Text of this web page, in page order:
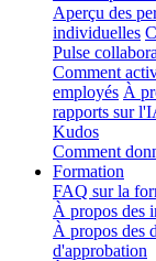
Aperçu des
individuelles
Pulse
Comment
employés À
rapports sur
Kudos
Comment
Formation
FAQ sur la
À propos des
À propos des
d'approbation